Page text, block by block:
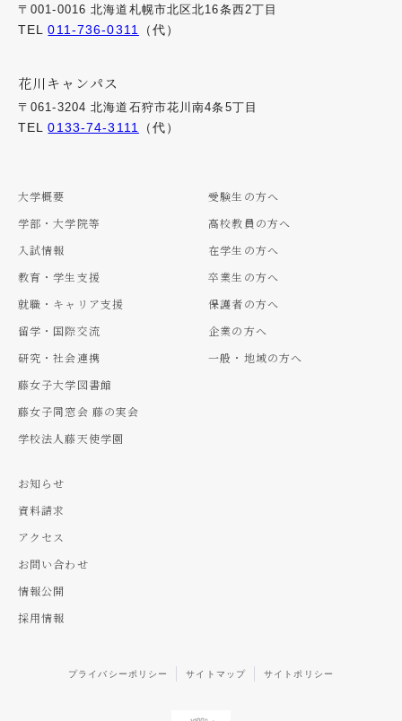
〒001-0016 北海道札幌市北区北16条西2丁目
TEL011-736-0311 （代）
花川キャンパス
〒061-3204 北海道石狩市花川南4条5丁目
TEL0133-74-3111 （代）
大学概要
学部・大学院等
入試情報
教育・学生支援
就職・キャリア支援
留学・国際交流
研究・社会連携
藤女子大学図書館
藤女子同窓会 藤の実会
学校法人藤天使学園
受験生の方へ
高校教員の方へ
在学生の方へ
卒業生の方へ
保護者の方へ
企業の方へ
一般・地域の方へ
お知らせ
資料請求
アクセス
お問い合わせ
情報公開
採用情報
プライバシーポリシー サイトマップ サイトポリシー